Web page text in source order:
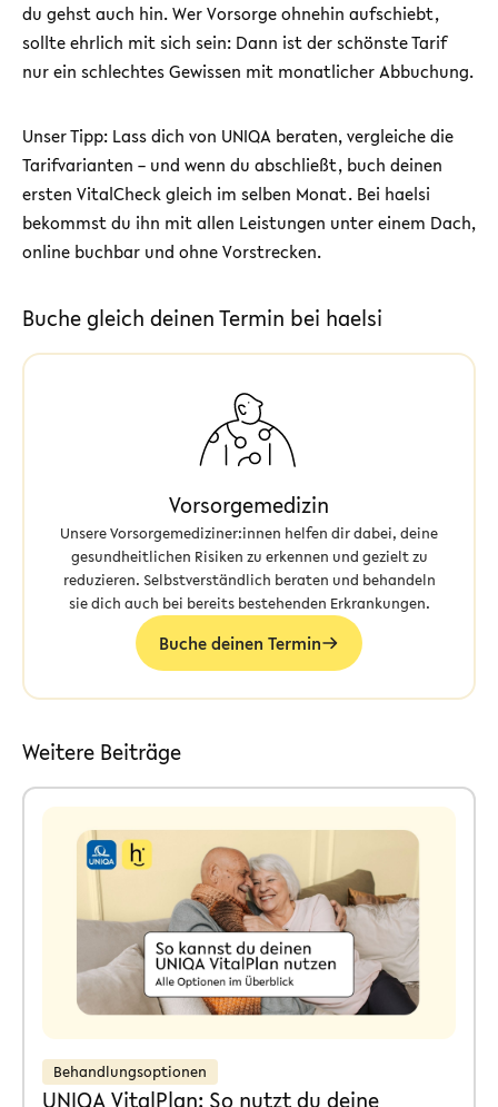
du gehst auch hin. Wer Vorsorge ohnehin aufschiebt,
sollte ehrlich mit sich sein: Dann ist der schönste Tarif
nur ein schlechtes Gewissen mit monatlicher Abbuchung.
Unser Tipp: Lass dich von UNIQA beraten, vergleiche die
Tarifvarianten – und wenn du abschließt, buch deinen
ersten VitalCheck gleich im selben Monat. Bei haelsi
bekommst du ihn mit allen Leistungen unter einem Dach,
online buchbar und ohne Vorstrecken.
Buche gleich deinen Termin bei haelsi
Vorsorgemedizin
Unsere Vorsorgemediziner:innen helfen dir dabei, deine
gesundheitlichen Risiken zu erkennen und gezielt zu
reduzieren. Selbstverständlich beraten und behandeln
sie dich auch bei bereits bestehenden Erkrankungen.
Buche deinen Termin
Weitere Beiträge
Behandlungsoptionen
UNIQA VitalPlan: So nutzt du deine